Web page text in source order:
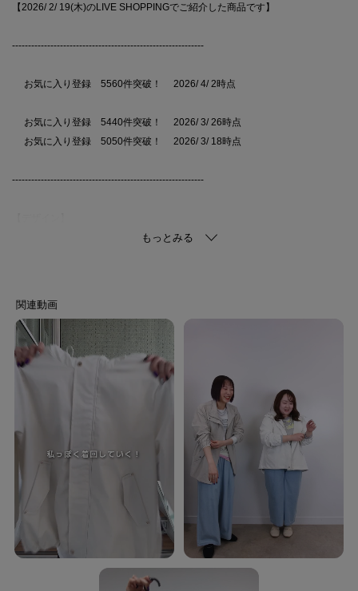
【2026/ 2/ 19(木)のLIVE SHOPPINGでご紹介した商品です】
------------------------------------------------------------
お気に入り登録 5560件突破！ 2026/ 4/ 2時点
お気に入り登録 5440件突破！ 2026/ 3/ 26時点
お気に入り登録 5050件突破！ 2026/ 3/ 18時点
------------------------------------------------------------
デイリー使いにぴったりなデザインで着回しやすいシルエットにこだわった
もこなれた印象に。
裾のドローコードを絞ってシルエットに変化をつけることができ、合わせる
アイテムによって着方を変えていただけます。
程よくゆとりがある身幅なので、少しお袖口をまくるとすっきり見え、こな
れた印象になります。
長すぎない丈感なのでフレアスカートやワイドパンツなどもバランス良く着
用いただけます。
【お客様からいただいたコメント】
・グレーを購入したのですが実際は淡い水色のような感じで綺麗な色です。
あまりない色なので選んで良かったです。
暖かくなるのが楽しみです。